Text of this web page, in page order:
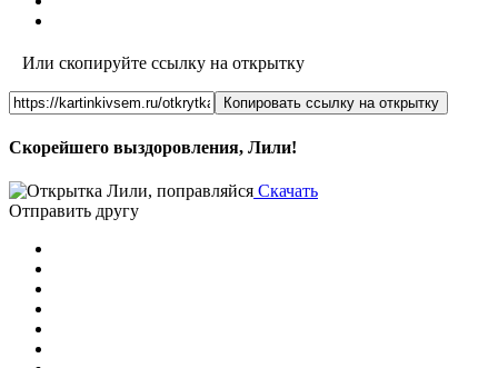
Или скопируйте ссылку на открытку
Копировать ссылку на открытку
Скорейшего выздоровления, Лили!
Скачать
Отправить другу